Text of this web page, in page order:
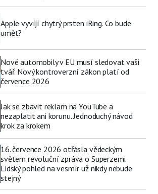
Apple vyvíjí chytrý prsten iRing. Co bude
umět?
Nové automobily v EU musí sledovat vaši
tvář. Nový kontroverzní zákon platí od
července 2026
Jak se zbavit reklam na YouTube a
nezaplatit ani korunu. Jednoduchý návod
krok za krokem
16. července 2026 otřásla vědeckým
světem revoluční zpráva o Superzemi.
Lidský pohled na vesmír už nikdy nebude
stejný